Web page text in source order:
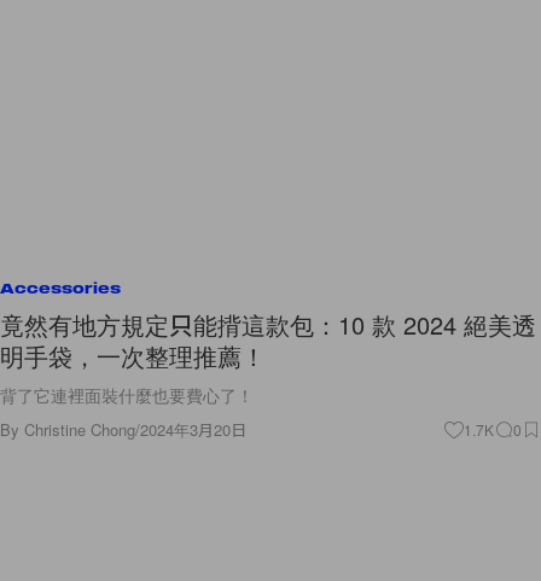
Accessories
竟然有地方規定只能揹這款包：10 款 2024 絕美透
明手袋，一次整理推薦！
背了它連裡面裝什麼也要費心了！
By Christine Chong/2024年3月20日 1.7K 0